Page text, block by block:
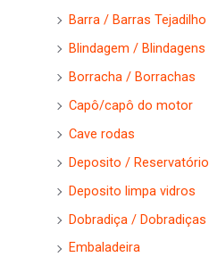
Barra / Barras Tejadilho
Blindagem / Blindagens
Borracha / Borrachas
Capô/capô do motor
Cave rodas
Deposito / Reservatório
Deposito limpa vidros
Dobradiça / Dobradiças
Embaladeira